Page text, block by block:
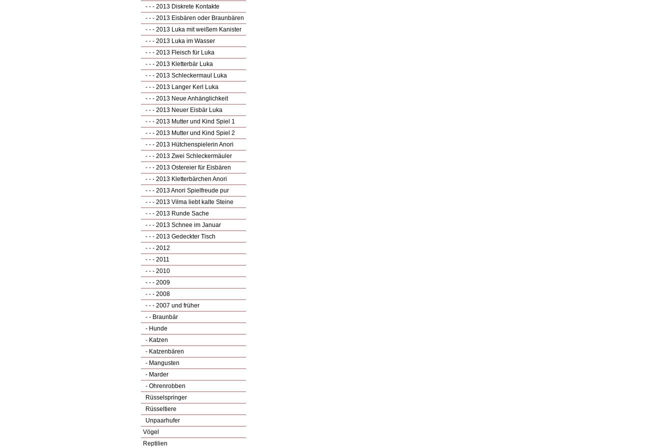
- - - 2013 Diskrete Kontakte
- - - 2013 Eisbären oder Braunbären
- - - 2013 Luka mit weißem Kanister
- - - 2013 Luka im Wasser
- - - 2013 Fleisch für Luka
- - - 2013 Kletterbär Luka
- - - 2013 Schleckermaul Luka
- - - 2013 Langer Kerl Luka
- - - 2013 Neue Anhänglichkeit
- - - 2013 Neuer Eisbär Luka
- - - 2013 Mutter und Kind Spiel 1
- - - 2013 Mutter und Kind Spiel 2
- - - 2013 Hütchenspielerin Anori
- - - 2013 Zwei Schleckermäuler
- - - 2013 Ostereier für Eisbären
- - - 2013 Kletterbärchen Anori
- - - 2013 Anori Spielfreude pur
- - - 2013 Vilma liebt kalte Steine
- - - 2013 Runde Sache
- - - 2013 Schnee im Januar
- - - 2013 Gedeckter Tisch
- - - 2012
- - - 2011
- - - 2010
- - - 2009
- - - 2008
- - - 2007 und früher
- - Braunbär
- Hunde
- Katzen
- Katzenbären
- Mangusten
- Marder
- Ohrenrobben
Rüsselspringer
Rüsseltiere
Unpaarhufer
Vögel
Reptilien